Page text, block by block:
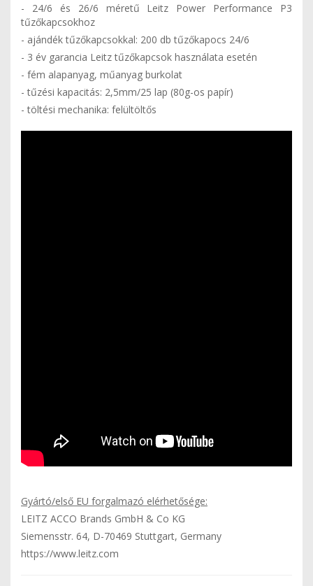
- 24/6 és 26/6 méretű Leitz Power Performance P3
tűzőkapcsokhoz
- ajándék tűzőkapcsokkal: 200 db tűzőkapocs 24/6
- 3 év garancia Leitz tűzőkapcsok használata esetén
- fém alapanyag, műanyag burkolat
- tűzési kapacitás: 2,5mm/25 lap (80g-os papír)
- töltési mechanika: felültöltős
Gyártó/első EU forgalmazó elérhetősége:
LEITZ ACCO Brands GmbH & Co KG
Siemensstr. 64, D-70469 Stuttgart, Germany
https://www.leitz.com